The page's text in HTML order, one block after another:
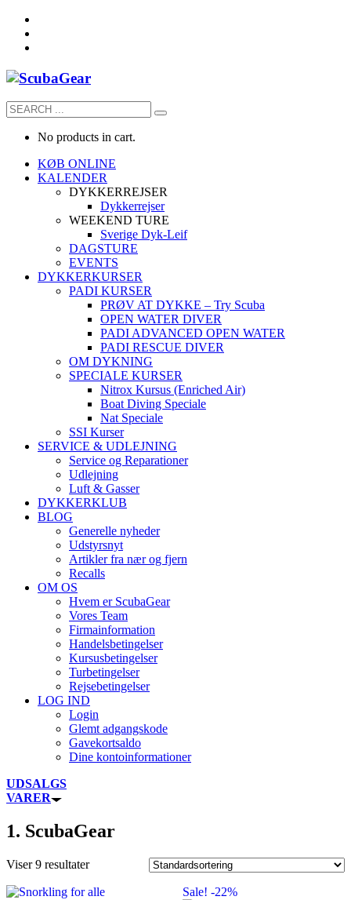
No products in cart.
KØB ONLINE
KALENDER
DYKKERREJSER
Dykkerrejser
WEEKEND TURE
Sverige Dyk-Leif
DAGSTURE
EVENTS
DYKKERKURSER
PADI KURSER
PRØV AT DYKKE – Try Scuba
OPEN WATER DIVER
PADI ADVANCED OPEN WATER
PADI RESCUE DIVER
OM DYKNING
SPECIALE KURSER
Nitrox Kursus (Enriched Air)
Boat Diving Speciale
Nat Speciale
SSI Kurser
SERVICE & UDLEJNING
Service og Reparationer
Udlejning
Luft & Gasser
DYKKERKLUB
BLOG
Generelle nyheder
Udstyrsnyt
Artikler fra nær og fjern
Recalls
OM OS
Hvem er ScubaGear
Vores Team
Firmainformation
Handelsbetingelser
Kursusbetingelser
Turbetingelser
Rejsebetingelser
LOG IND
Login
Glemt adgangskode
Gavekortsaldo
Dine kontoinformationer
UDSALGS
VARER
1. ScubaGear
Viser 9 resultater
Sale! -22%